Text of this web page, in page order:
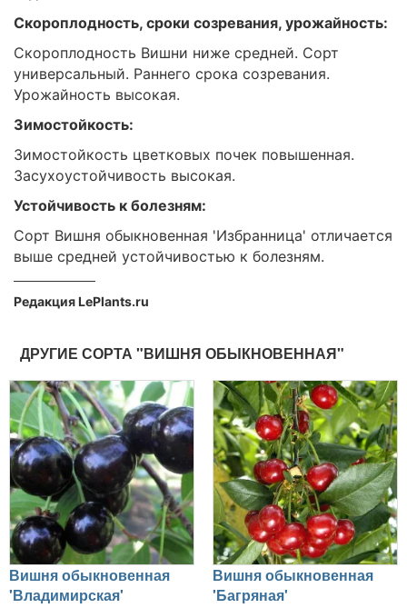
Скороплодность, сроки созревания, урожайность:
Скороплодность Вишни ниже средней. Сорт
универсальный. Раннего срока созревания.
Урожайность высокая.
Зимостойкость:
Зимостойкость цветковых почек повышенная.
Засухоустойчивость высокая.
Устойчивость к болезням:
Сорт Вишня обыкновенная 'Избранница' отличается
выше средней устойчивостью к болезням.
Редакция LePlants.ru
ДРУГИЕ СОРТА "ВИШНЯ ОБЫКНОВЕННАЯ"
Вишня обыкновенная
'Владимирская'
Вишня обыкновенная
'Багряная'